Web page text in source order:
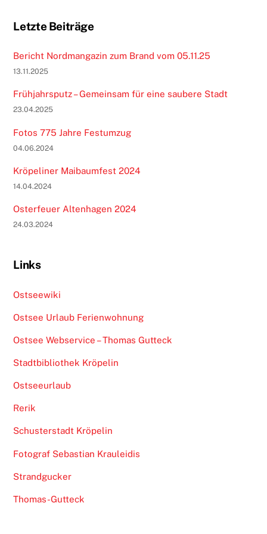
Letzte Beiträge
Bericht Nordmangazin zum Brand vom 05.11.25
13.11.2025
Frühjahrsputz – Gemeinsam für eine saubere Stadt
23.04.2025
Fotos 775 Jahre Festumzug
04.06.2024
Kröpeliner Maibaumfest 2024
14.04.2024
Osterfeuer Altenhagen 2024
24.03.2024
Links
Ostseewiki
Ostsee Urlaub Ferienwohnung
Ostsee Webservice – Thomas Gutteck
Stadtbibliothek Kröpelin
Ostseeurlaub
Rerik
Schusterstadt Kröpelin
Fotograf Sebastian Krauleidis
Strandgucker
Thomas-Gutteck